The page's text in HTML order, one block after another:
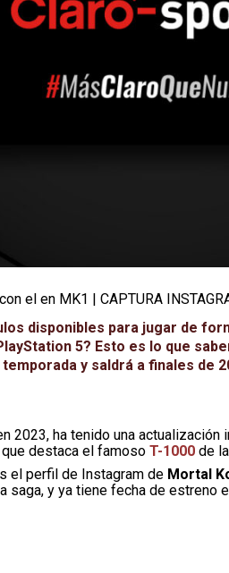
el en MK1 | CAPTURA
disponibles para jugar de
5? Esto es lo que
y saldrá a finales de
2023, ha tenido una actualización
destaca el famoso T-1000 de
el perfil de Instagram de Mortal
saga, y ya tiene fecha de estreno